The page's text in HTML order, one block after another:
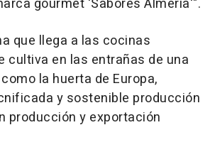
que llega a las cocinas
cultiva en las entrañas de una
la huerta de Europa,
y sostenible producción
producción y exportación